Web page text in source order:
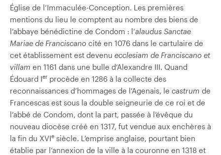
Église de l’Immaculée-Conception. Les premières
mentions du lieu le comptent au nombre des biens de
l’abbaye bénédictine de Condom : l’alaudus Sanctae
Mariae de Franciscano cité en 1076 dans le cartulaire de
cet établissement est devenu ecclesiam de Franciscano et
villam en 1161 dans une bulle d’Alexandre III. Quand
Édouard Ier procède en 1286 à la collecte des
reconnaissances d’hommages de l’Agenais, le castrum de
Francescas est sous la double seigneurie de ce roi et de
l’abbé de Condom, dont la part, passée à l’évêque du
nouveau diocèse créé en 1317, fut vendue aux enchères à
la fin du XVIe siècle. L’emprise anglaise, pourtant bien
établie par l’annexion de la ville à la couronne en 1318 et